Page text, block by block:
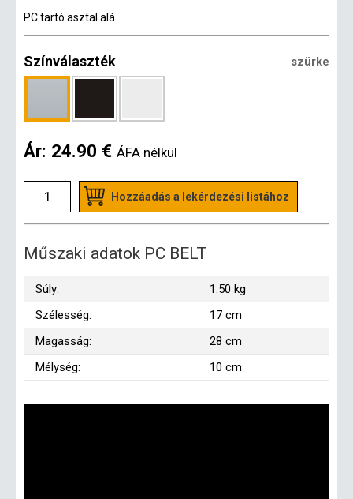
PC tartó asztal alá
Színválaszték szürke
Ár: 24.90 € ÁFA nélkül
Hozzáadás a lekérdezési listához
Műszaki adatok PC BELT
Súly:
1.50 kg
Szélesség:
17 cm
Magasság:
28 cm
Mélység:
10 cm